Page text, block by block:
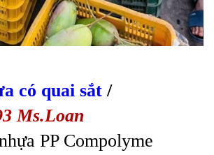
có quai sắt /
Ms.Loan
PP Compolyme